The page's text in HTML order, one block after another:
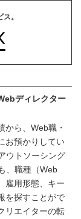
。
ディレクター
から、Web職・
お預かりしてい
ウトソーシング
、職種（Web
雇用形態、キー
を探すことがで
リエイターの転